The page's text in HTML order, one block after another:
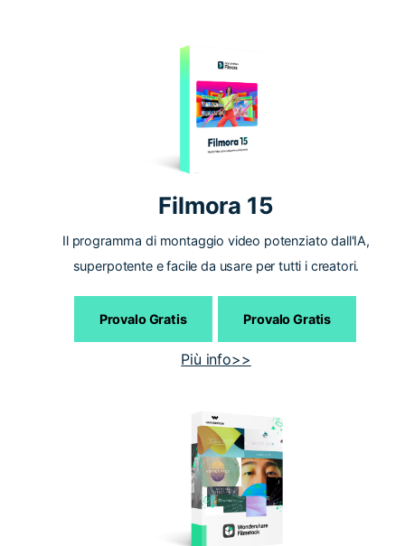
Filmora 15
Il programma di montaggio video potenziato dall'IA,
superpotente e facile da usare per tutti i creatori.
Provalo Gratis Provalo Gratis
Più info>>